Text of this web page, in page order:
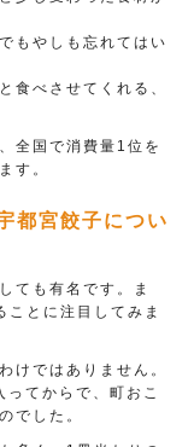
もやしも忘れてはい
食べさせてくれる、
全国で消費量1位を
す。
都宮餃子につい
ても有名です。ま
とに注目してみま
けではありません。
てからで、町おこ
でした。